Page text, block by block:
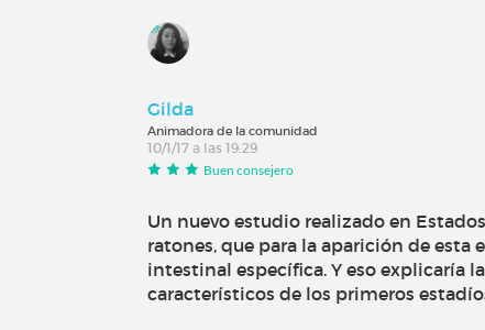
Gilda
Animadora de la comunidad
10/1/17 a las 19:29
Buen consejero
Un nuevo estudio realizado en
ratones, que para la aparición de
intestinal específica. Y eso explicaría
característicos de los primeros